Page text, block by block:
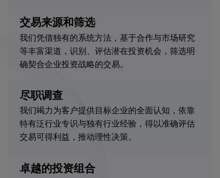
交易来源和筛选
我们凭借独有的系统方法，基于合作与市场研究
等丰富渠道，识别、评估潜在投资机会，筛选明
确契合企业投资战略的交易。
尽职调查
我们竭力为客户提供目标企业的全面认知，依靠
特有泛行业专识与独有行业经验，得以准确评估
交易可得利益，推动理性决策。
卓越的投资组合